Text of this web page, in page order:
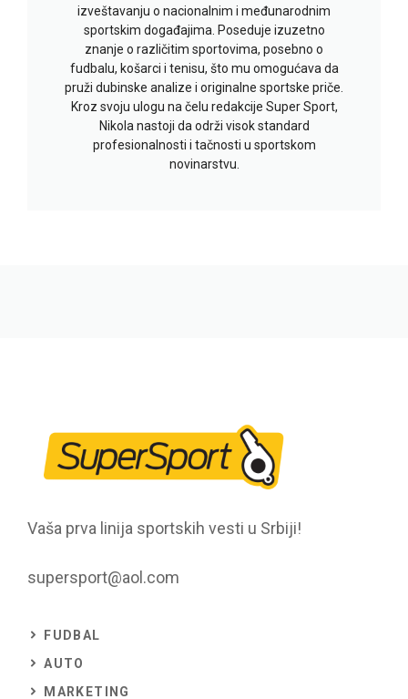
izveštavanju o nacionalnim i međunarodnim
sportskim događajima. Poseduje izuzetno
znanje o različitim sportovima, posebno o
fudbalu, košarci i tenisu, što mu omogućava da
pruži dubinske analize i originalne sportske priče.
Kroz svoju ulogu na čelu redakcije Super Sport,
Nikola nastoji da održi visok standard
profesionalnosti i tačnosti u sportskom
novinarstvu.
Vaša prva linija sportskih vesti u Srbiji!
supersport@aol.com
FUDBAL
AUTO
MARKETING